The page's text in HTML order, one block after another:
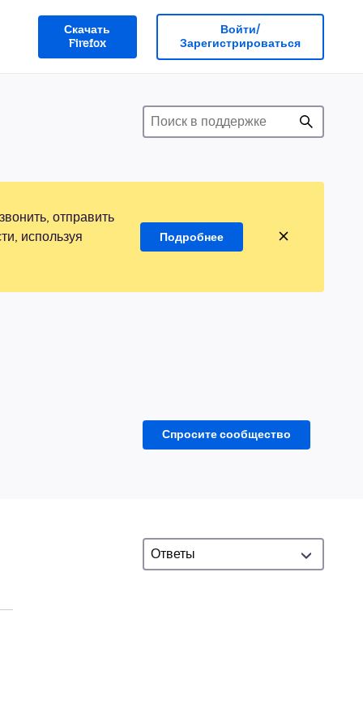
Скачать
Firefox
Войти/
Зарегистрироваться
отправить
используя
Подробнее
Спросите сообщество